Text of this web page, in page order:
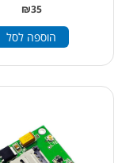
₪35
הוספה לסל